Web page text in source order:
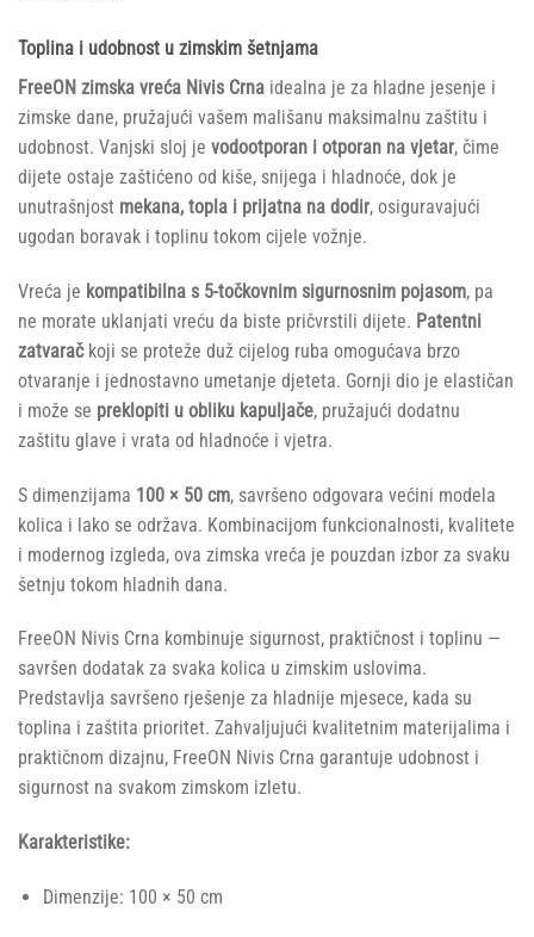
Toplina i udobnost u zimskim šetnjama
FreeON zimska vreća Nivis Crna idealna je za hladne jesenje i
zimske dane, pružajući vašem mališanu maksimalnu zaštitu i
udobnost. Vanjski sloj je vodootporan i otporan na vjetar, čime
dijete ostaje zaštićeno od kiše, snijega i hladnoće, dok je
unutrašnjost mekana, topla i prijatna na dodir, osiguravajući
ugodan boravak i toplinu tokom cijele vožnje.
Vreća je kompatibilna s 5-točkovnim sigurnosnim pojasom, pa
ne morate uklanjati vreću da biste pričvrstili dijete. Patentni
zatvaračkoji se proteže duž cijelog ruba omogućava brzo
otvaranje i jednostavno umetanje djeteta. Gornji dio je elastičan
i može se preklopiti u obliku kapuljače, pružajući dodatnu
zaštitu glave i vrata od hladnoće i vjetra.
S dimenzijama 100 × 50 cm, savršeno odgovara većini modela
kolica i lako se održava. Kombinacijom funkcionalnosti, kvalitete
i modernog izgleda, ova zimska vreća je pouzdan izbor za svaku
šetnju tokom hladnih dana.
FreeON Nivis Crna kombinuje sigurnost, praktičnost i toplinu —
savršen dodatak za svaka kolica u zimskim uslovima.
Predstavlja savršeno rješenje za hladnije mjesece, kada su
toplina i zaštita prioritet. Zahvaljujući kvalitetnim materijalima i
praktičnom dizajnu, FreeON Nivis Crna garantuje udobnost i
sigurnost na svakom zimskom izletu.
Karakteristike:
Dimenzije: 100 × 50 cm